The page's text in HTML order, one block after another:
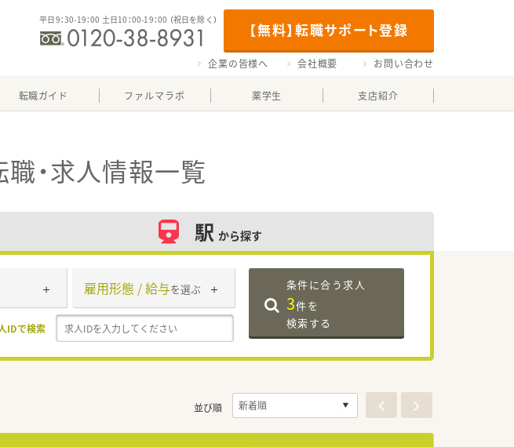
【無料】転職サポート登録
平日9：30-19：00 土日10：00-19：00 （祝日を除く）
企業の皆様へ 会社概要 お問い合わせ
転職ガイド ファルマラボ 薬学生 支店紹介
・求人情報一覧
駅 から探す
雇用形態 / 給与を選ぶ
IDで検索
条件に合う求人
3件を
検索する
並び順